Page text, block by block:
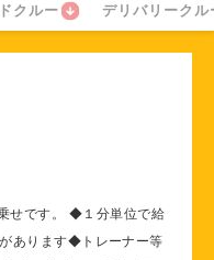
クルー デリバリークル
乗せです。 ◆１分単位で給
あります◆トレーナー等